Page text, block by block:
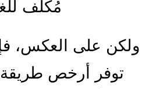
مُكلف
ولكن على العكس،
توفر أرخص